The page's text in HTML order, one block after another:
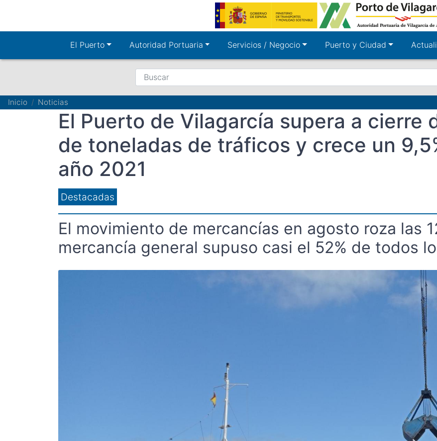
contenido
El Puerto Autoridad Portuaria Servicios / Negocio Puerto y Ciudad
Buscar
Ruta
navegación
Inicio Noticias
El Puerto de Vilagarcía supera a cierre
de toneladas de tráficos y crece un
año 2021
Destacadas
El movimiento de mercancías en agosto roza las
mercancía general supuso casi el 52% de todos
01/09/2022